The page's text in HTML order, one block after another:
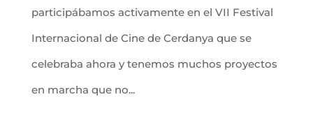
participábamos activamente en el VII Festival
Internacional de Cine de Cerdanya que se
celebraba ahora y tenemos muchos proyectos
en marcha que no...